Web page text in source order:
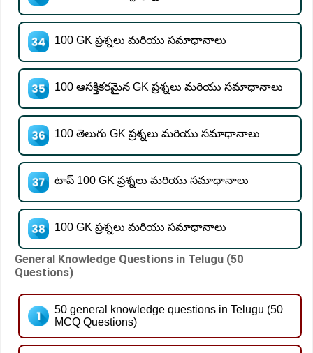
100 GK ప్రశ్నలు మరియు సమాధానాలు
100 ఆసక్తికరమైన GK ప్రశ్నలు మరియు సమాధానాలు
100 తెలుగు GK ప్రశ్నలు మరియు సమాధానాలు
టాప్ 100 GK ప్రశ్నలు మరియు సమాధానాలు
100 GK ప్రశ్నలు మరియు సమాధానాలు
General Knowledge Questions in Telugu (50
Questions)
50 general knowledge questions in Telugu (50
MCQ Questions)